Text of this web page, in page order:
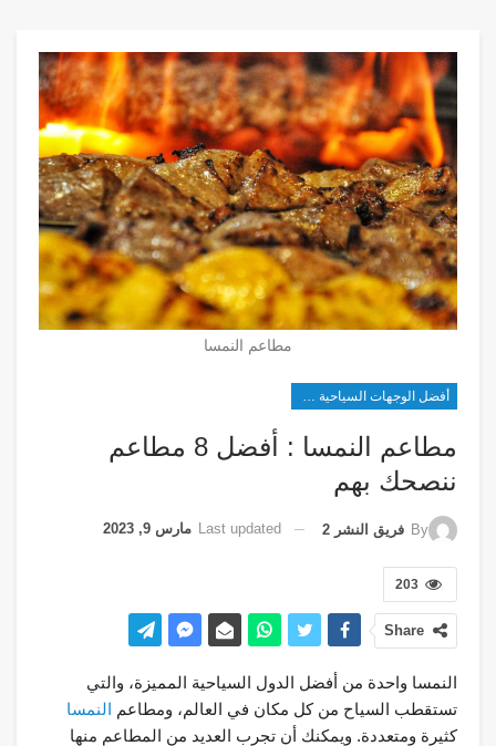
مطاعم النمسا
أفضل الوجهات السياحية في أوروبا
مطاعم النمسا : أفضل 8 مطاعم
ننصحك بهم
By فريق النشر 2 Last updated مارس 9, 2023
203
Share
النمسا واحدة من أفضل الدول السياحية المميزة، والتي
تستقطب السياح من كل مكان في العالم، ومطاعم النمسا
كثيرة ومتعددة. ويمكنك أن تجرب العديد من المطاعم منها